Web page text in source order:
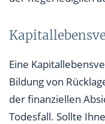
Eine
Bildung von
der finanziellen
Todesfall. Sollte